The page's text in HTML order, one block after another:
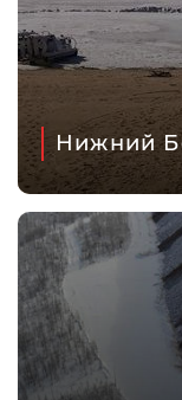
Нижний